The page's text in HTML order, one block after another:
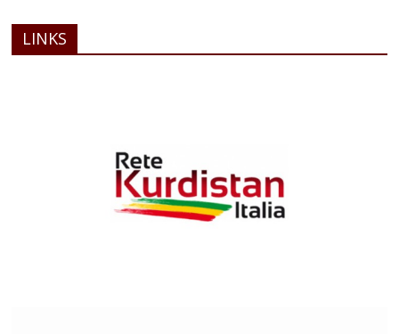
LINKS